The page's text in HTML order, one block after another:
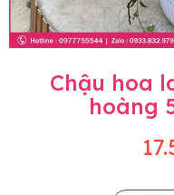
Chậu hoa
hoàng